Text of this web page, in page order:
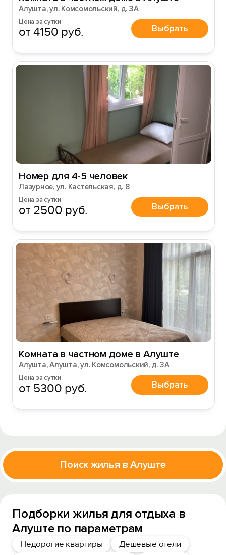
Алушта, ул. Комсомольский, д. 3А
Цена за сутки
от 4150 руб. Выбрать
Номер для 4-5 человек
Лазурное, ул. Кастельская, д. 8
Цена за сутки
от 2500 руб. Выбрать
Комната в частном доме в Алуште
Алушта, Алушта, ул. Комсомольский, д. 3А
Цена за сутки
от 5300 руб. Выбрать
Поиск жилья в Алуште
Подборки жилья для отдыха в
Алуште по параметрам
Недорогие квартиры
Дешевые отели